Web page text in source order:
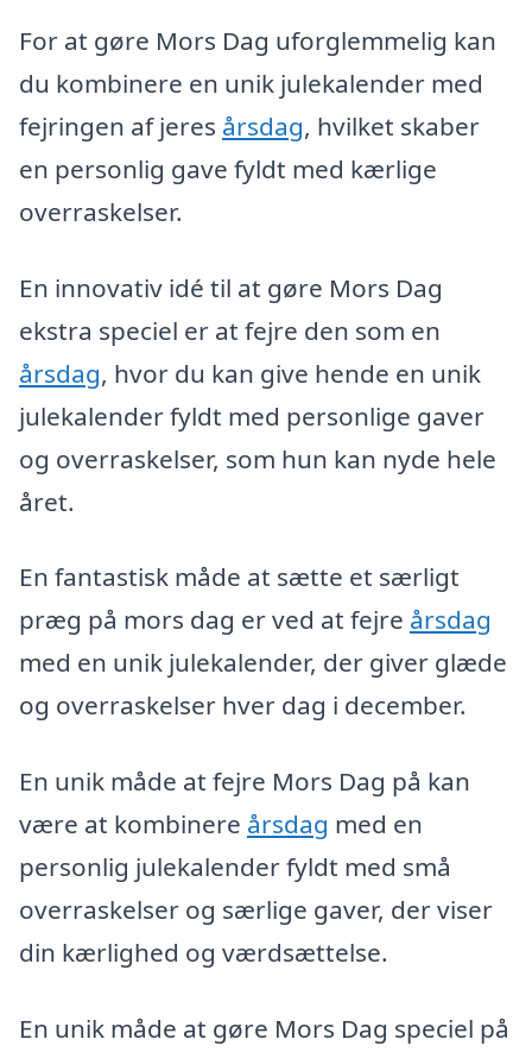
For at gøre Mors Dag uforglemmelig kan
du kombinere en unik julekalender med
fejringen af jeres årsdag, hvilket skaber
en personlig gave fyldt med kærlige
overraskelser.
En innovativ idé til at gøre Mors Dag
ekstra speciel er at fejre den som en
årsdag, hvor du kan give hende en unik
julekalender fyldt med personlige gaver
og overraskelser, som hun kan nyde hele
året.
En fantastisk måde at sætte et særligt
præg på mors dag er ved at fejre årsdag
med en unik julekalender, der giver glæde
og overraskelser hver dag i december.
En unik måde at fejre Mors Dag på kan
være at kombinere årsdag med en
personlig julekalender fyldt med små
overraskelser og særlige gaver, der viser
din kærlighed og værdsættelse.
En unik måde at gøre Mors Dag speciel på